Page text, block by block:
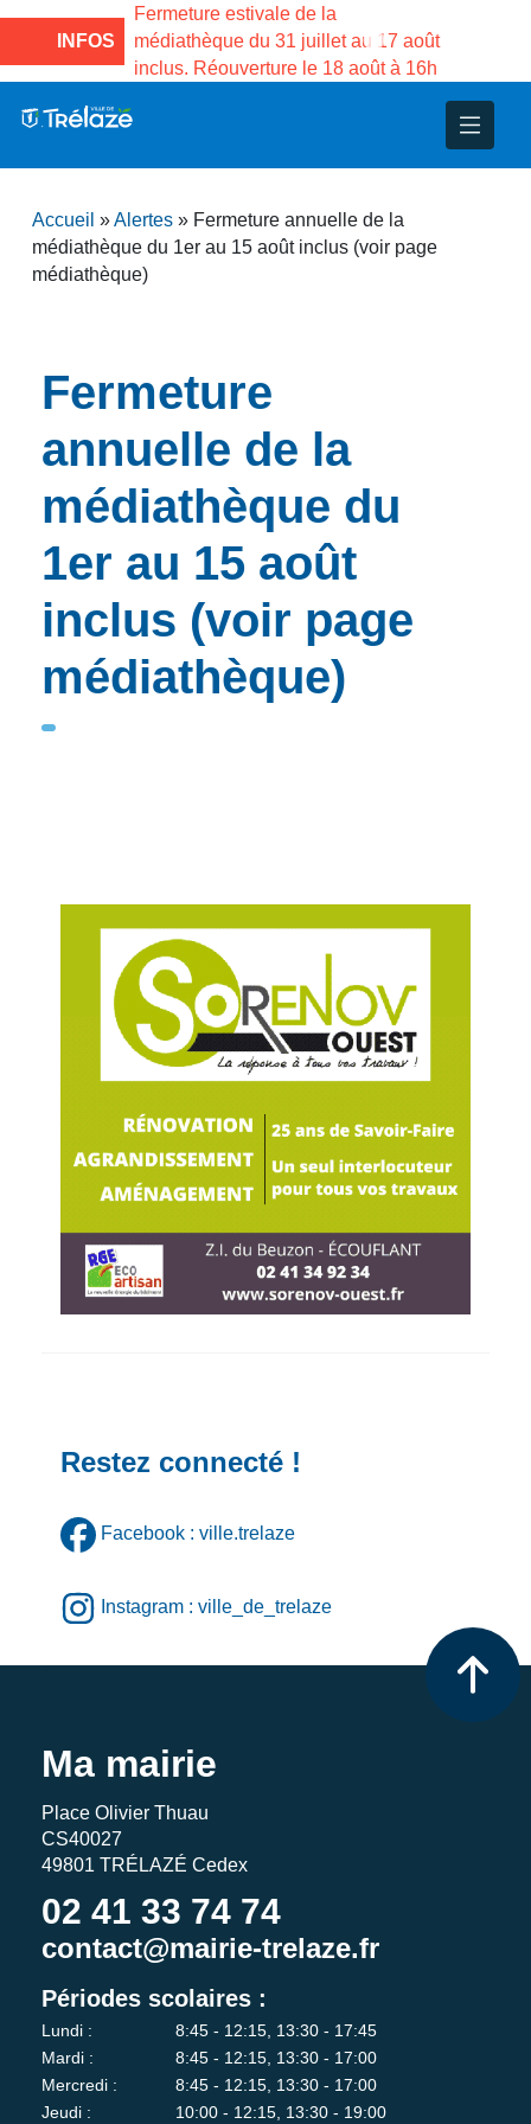
INFOS
la Maison des
de Gama du
Fermeture estivale de la
médiathèque du 31 juillet au 17 août
inclus. Réouverture le 18 août à 16h
et d’animations
Projets
– Jumelage
Accueil »Alertes » Fermeture annuelle de la
médiathèque du 1er au 15 août inclus (voir page
médiathèque)
Fermeture
annuelle de la
médiathèque du
1er au 15 août
inclus (voir page
médiathèque)
Restez connecté !
Facebook : ville.trelaze
Instagram : ville_de_trelaze
Ma mairie
Place Olivier Thuau
CS40027
49801 TRÉLAZÉ Cedex
02 41 33 74 74
contact@mairie-trelaze.fr
Périodes scolaires :
Lundi :
8:45 - 12:15, 13:30 - 17:45
Mardi :
8:45 - 12:15, 13:30 - 17:00
Mercredi :
8:45 - 12:15, 13:30 - 17:00
Jeudi :
10:00 - 12:15, 13:30 - 19:00